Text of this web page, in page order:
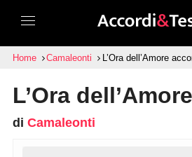
Home Camaleonti L’Ora dell’Amore
L’Ora
di Camaleonti